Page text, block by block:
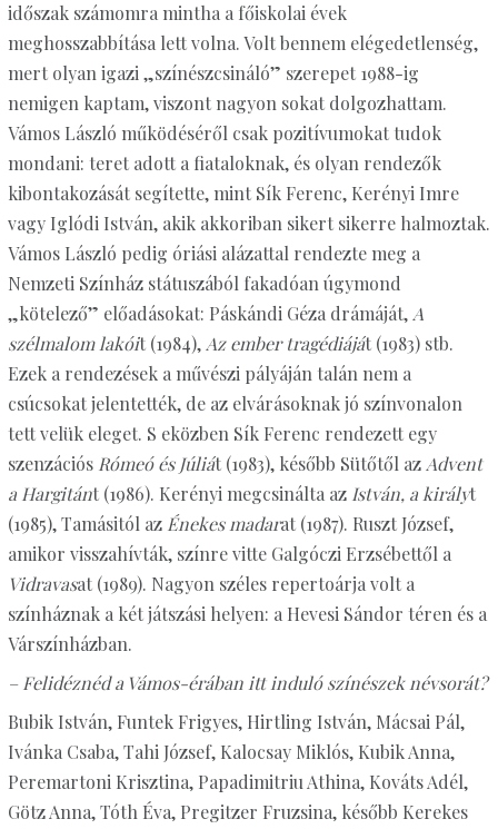
időszak számomra mintha a főiskolai évek
meghosszabbítása lett volna. Volt bennem elégedetlenség,
mert olyan igazi „színészcsináló” szerepet 1988-ig
nemigen kaptam, viszont nagyon sokat dolgozhattam.
Vámos László működéséről csak pozitívumokat tudok
mondani: teret adott a fiataloknak, és olyan rendezők
kibontakozását segítette, mint Sík Ferenc, Kerényi Imre
vagy Iglódi István, akik akkoriban sikert sikerre halmoztak.
Vámos László pedig óriási alázattal rendezte meg a
Nemzeti Színház státuszából fakadóan úgymond
„kötelező” előadásokat: Páskándi Géza drámáját,A
szélmalom lakóit (1984),Az ember tragédiáját (1983) stb.
Ezek a rendezések a művészi pályáján talán nem a
csúcsokat jelentették, de az elvárásoknak jó színvonalon
tett velük eleget. S eközben Sík Ferenc rendezett egy
szenzációs Rómeó és Júliát (1983), később Sütőtől azAdvent
a Hargitánt (1986). Kerényi megcsinálta az István, a királyt
(1985), Tamásitól az Énekes madarat (1987). Ruszt József,
amikor visszahívták, színre vitte Galgóczi Erzsébettől a
Vidravasat (1989). Nagyon széles repertoárja volt a
színháznak a két játszási helyen: a Hevesi Sándor téren és a
Várszínházban.
– Felidéznéd a Vámos-érában itt induló színészek névsorát?
Bubik István, Funtek Frigyes, Hirtling István, Mácsai Pál,
Ivánka Csaba, Tahi József, Kalocsay Miklós, Kubik Anna,
Peremartoni Krisztina, Papadimitriu Athina, Kováts Adél,
Götz Anna, Tóth Éva, Pregitzer Fruzsina, később Kerekes